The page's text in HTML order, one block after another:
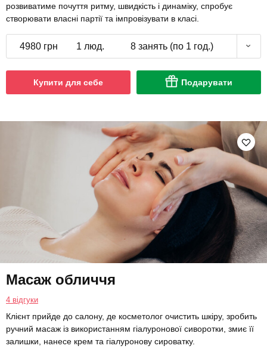
розвиватиме почуття ритму, швидкість і динаміку, спробує
створювати власні партії та імпровізувати в класі.
4980 грн 1 люд. 8 занять (по 1 год.)
Купити для себе Подарувати
Масаж обличчя
4 відгуки
Клієнт прийде до салону, де косметолог очистить шкіру, зробить
ручний масаж із використанням гіалуронової сиворотки, змиє її
залишки, нанесе крем та гіалуронову сироватку.